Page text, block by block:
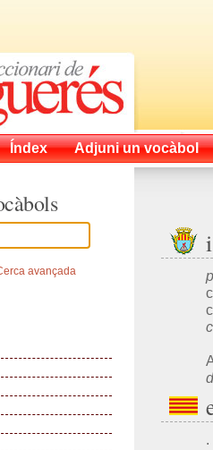
Índex Adjuni un vocàbol
.
avançada